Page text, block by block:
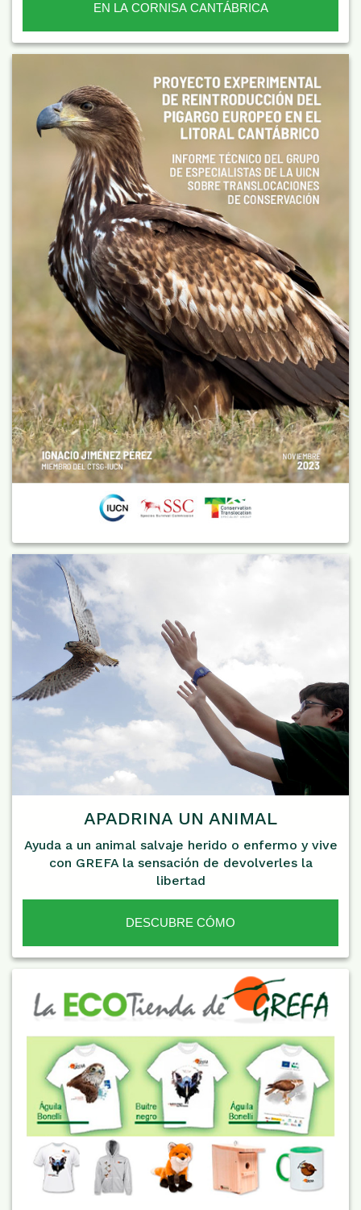
EN LA CORNISA CANTÁBRICA
APADRINA UN ANIMAL
Ayuda a un animal salvaje herido o enfermo y vive
con GREFA la sensación de devolverles la
libertad
DESCUBRE CÓMO